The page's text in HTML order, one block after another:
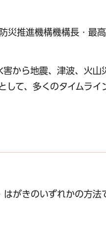
災推進機構機構長・最
から地震、津波、火山
して、多くのタイムライ
ンク）
はがきのいずれかの方法